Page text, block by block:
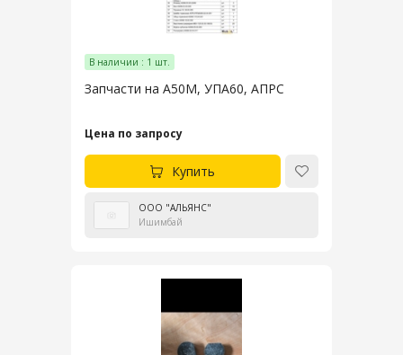
В наличии : 1 шт.
Запчасти на А50М, УПА60, АПРС
Цена по запросу
Купить
ООО "АЛЬЯНС"
Ишимбай